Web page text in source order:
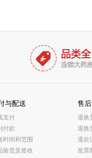
与配送
支付
付款
时间和范围
验货及签收
售
退换
退换
退款
发票